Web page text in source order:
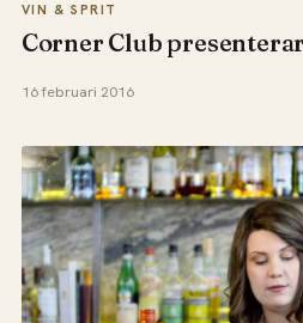
VIN & SPRIT
Corner Club
16 februari 2016